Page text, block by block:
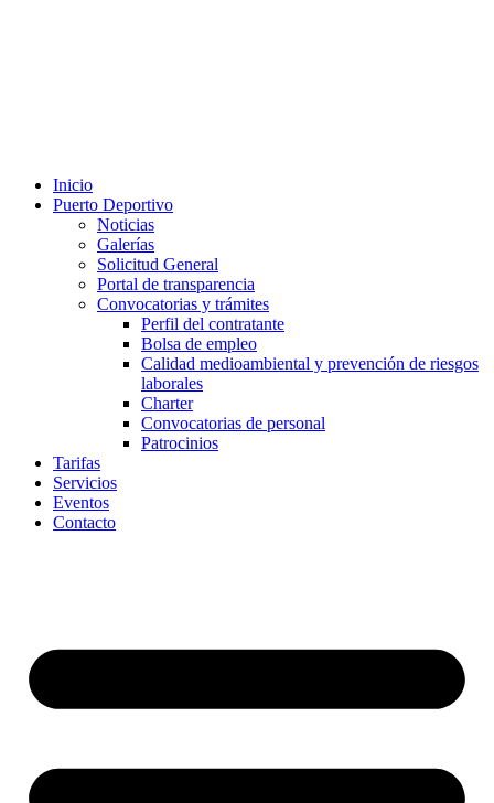
Inicio
Puerto Deportivo
Noticias
Galerías
Solicitud General
Portal de transparencia
Convocatorias y trámites
Perfil del contratante
Bolsa de empleo
Calidad medioambiental y prevención de riesgos
laborales
Charter
Convocatorias de personal
Patrocinios
Tarifas
Servicios
Eventos
Contacto